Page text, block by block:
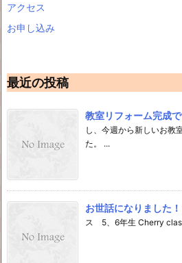
アクセス
お申し込み
最近の投稿
教室リフォーム完成で
し、今週から新しいお教
た。 ...
お世話になりました！
ス 5、6年生 Cherry clas